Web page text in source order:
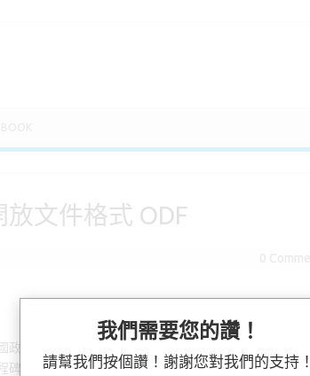
文件格式 ODF
府於 2025 年正式宣示將全面採用 ODF（開放文件格
碑，這項政策不僅體現了對自由軟體價值的肯定，也為
我們需要您的讚！
請幫我們按個讚！謝謝您對我們的支持！